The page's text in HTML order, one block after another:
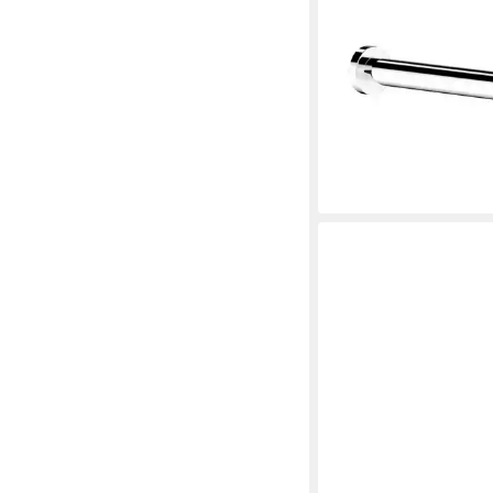
Schwarz matt
26,00 € 45,00 €
-42%
lieferbar - in 2-3